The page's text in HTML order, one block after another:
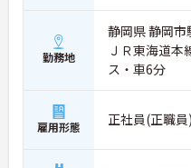
勤務地
静岡県 静岡
ＪＲ東海道
ス・車6分
雇用形態 正社員(正職員)